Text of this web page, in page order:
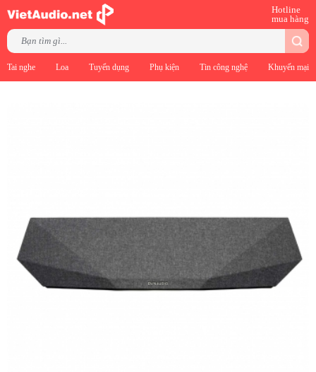
Hotline
mua hàng
Tai nghe Loa Tuyển dụng Phụ kiện Tin công nghệ Khuyến mại